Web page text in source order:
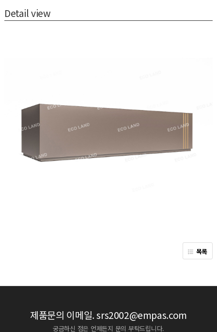
Detail view
목록
제품문의 이메일.srs2002@empas.com
궁금하신 점은 언제든지 문의 부탁드립니다.